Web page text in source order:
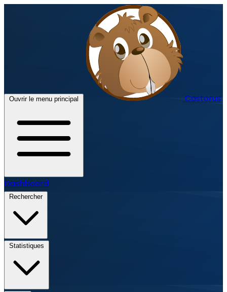
Ouvrir le menu principal Castorus
Dashboard
Rechercher
Statistiques